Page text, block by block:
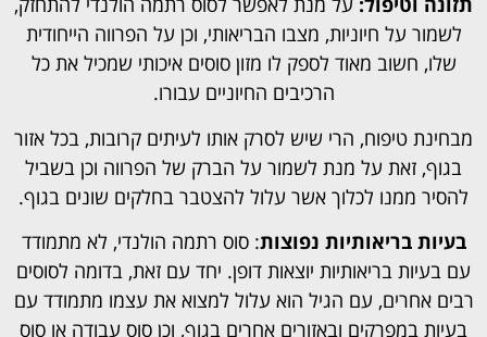
לשמור על חיוניות, מצבו הבריאותי, וכן על הפרווה הייחודית
שלו, חשוב מאוד לספק לו מזון סוסים איכותי שמכיל את כל
הרכיבים החיוניים עבורו.
מבחינת טיפוח, הרי שיש לסרק אותו לעיתים קרובות, בכל אזור
בגוף, זאת על מנת לשמור על הברק של הפרווה וכן בשביל
להסיר ממנו לכלוך אשר עלול להצטבר בחלקים שונים בגוף.
בעיות בריאותיות נפוצות: סוס רתמה הולנדי, לא מתמודד
עם בעיות בריאותיות יוצאות דופן. יחד עם זאת, בדומה לסוסים
רבים אחרים, עם הגיל הוא עלול למצוא את עצמו מתמודד עם
בעיות במפרקים ובאזורים אחרים בגוף, וכן סוס עבודה או סוס